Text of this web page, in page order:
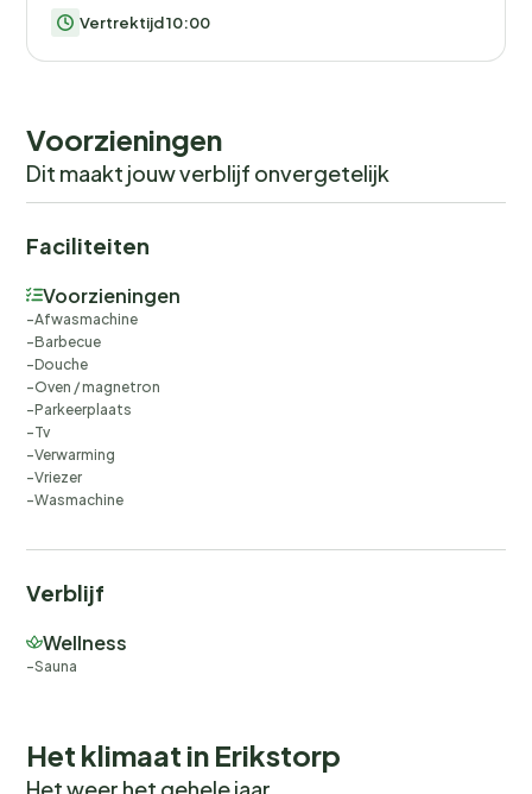
Vertrektijd 10:00
Voorzieningen
Dit maakt jouw verblijf onvergetelijk
Faciliteiten
Voorzieningen
Afwasmachine
Barbecue
Douche
Oven / magnetron
Parkeerplaats
Tv
Verwarming
Vriezer
Wasmachine
Verblijf
Wellness
Sauna
Het klimaat in Erikstorp